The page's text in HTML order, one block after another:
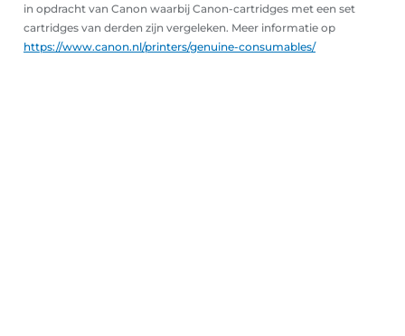
in opdracht van Canon waarbij Canon-cartridges met een set
cartridges van derden zijn vergeleken. Meer informatie op
https://www.canon.nl/printers/genuine-consumables/